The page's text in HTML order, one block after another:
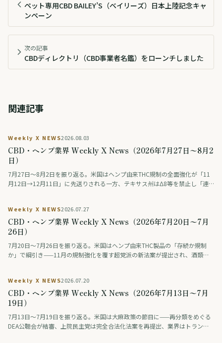
ペット専用CBD BAILEY’S（ベイリーズ）日本上陸記念キャ
ンペーン
次の記事
CBDディレクトリ（CBD事業者名鑑）をローンチしました
関連記事
Weekly X NEWS2026.08.03
CBD・ヘンプ業界 Weekly X News（2026年7月27日〜8月2
日）
7月27日〜8月2日を振り返る。米国はヘンプ由来THC規制の全面強化が「11
月12日→12月11日」に先送りされる一方、テキサス州はΔ8等を禁止し「連
大麻・ヘンプ入り食品の広告を規制。日本では薬物をめぐる議論番組の後編
が話題になった。
Weekly X NEWS2026.07.27
CBD・ヘンプ業界 Weekly X News（2026年7月20日〜7月
26日）
7月20日〜7月26日を振り返る。米国はヘンプ由来THC製品の「存続か規制
か」で綱引き——11月の規制強化を覆す超党派の新法案が提出され、酒類業
究段階）。アジアではタイが、医療・健康目的に限り娯楽利用は認めない新
しい大麻規制法案を保健大臣に提出。日本では「大麻解禁は救いか破滅か」
を賛否の論者が議論する番組が話題となった。
Weekly X NEWS2026.07.20
CBD・ヘンプ業界 Weekly X News（2026年7月13日〜7月
19日）
7月13日〜7月19日を振り返る。米国は大麻政策の節目に——再分類をめぐる
DEA公聴会が結審、上院民主党は完全合法化法案を再提出、業界はトランプ